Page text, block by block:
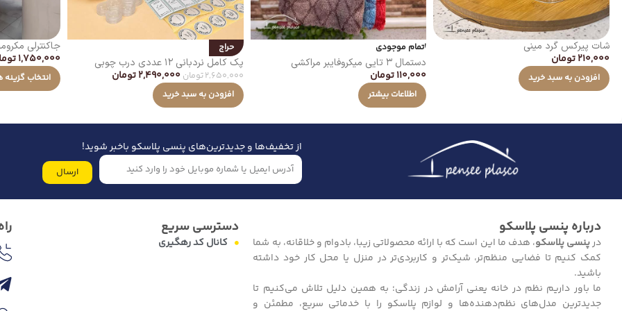
شات پیرکس گرد مینی
210,000تومان
افزودن به سبد خرید
اتمام موجودی
دستمال ۳ تایی میکروفایبر مراکشی
110,000تومان
اطلاعات بیشتر
حراج
پک کامل نردبانی ۱۲ عددی درب چوبی
2,650,000تومان 2,490,000تومان
افزودن به سبد خرید
جاکنترلی
1,750,000
انتخاب گزینه
از تخفیف‌ها و جدیدترین‌های پنسی پلاسکو باخبر شوید!
ارسال
درباره پنسی پلاسکو
درپنسی پلاسکو، هدف ما این است که با ارائه محصولاتی زیبا، بادوام و خلاقانه، به شما
کمک کنیم تا فضایی منظم‌تر، شیک‌تر و کاربردی‌تر در منزل یا محل کار خود داشته
باشید.
ما باور داریم نظم در خانه یعنی آرامش در زندگی؛ به همین دلیل تلاش می‌کنیم تا
جدیدترین مدل‌های نظم‌دهنده‌ها و لوازم پلاسکو را با خدماتی سریع، مطمئن و
دسترسی سریع
کانال کد رهگیری